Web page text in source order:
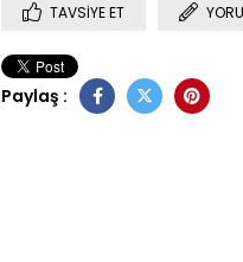
TAVSIYE ET
Paylaş :